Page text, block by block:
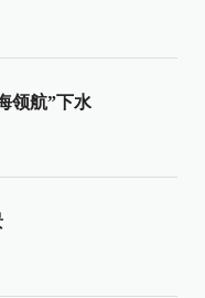
领航”下水